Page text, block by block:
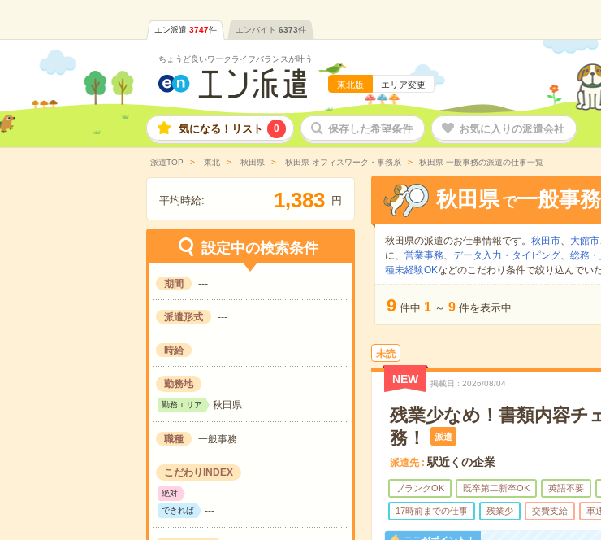
エン派遣 3747件 エンバイト 6373件
ちょうど良いワークライフバランスが叶う
東北版 エリア変更
気になる！リスト 0 保存した希望条件 お気に入りの派遣会社
派遣TOP 東北 秋田県 秋田県 オフィスワーク・事務系 秋田県 一般事務の派遣の仕事一覧
平均時給: 1,383 円
設定中の検索条件
期間 ---
派遣形式 ---
時給 ---
勤務地
勤務エリア 秋田県
職種 一般事務
こだわりINDEX
絶対 ---
できれば ---
秋田県 で一般事務
秋田県の派遣のお仕事情報です。 秋田市、 大館市
に、 営業事務、 データ入力・タイピング、 総務
種未経験OKなどのこだわり条件で絞り込んでい
9 件中 1 ～ 9 件を表示中
未読
NEW 掲載日 2026/08/04
残業少なめ！書類内容チ
務！
派遣
派遣先 駅近くの企業
ブランクOK 既卒第二新卒OK 英語不要
17時前までの仕事 残業少 交費支給 車